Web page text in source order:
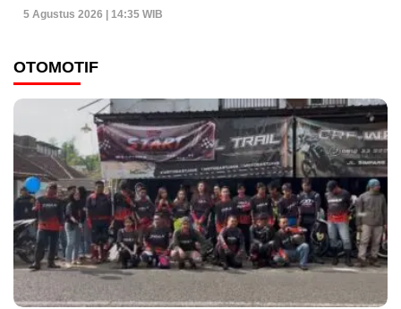
5 Agustus 2026 | 14:35 WIB
OTOMOTIF